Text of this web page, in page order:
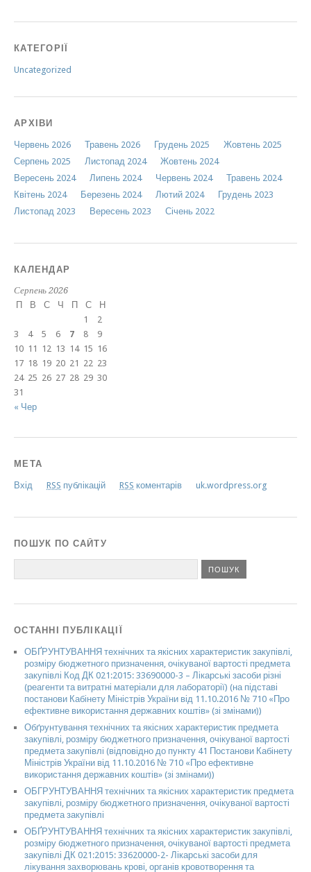
КАТЕГОРІЇ
Uncategorized
АРХІВИ
Червень 2026 Травень 2026 Грудень 2025
Жовтень 2025
Серпень 2025
Листопад 2024
Жовтень 2024
Вересень 2024
Липень 2024 Червень 2024
Травень 2024
Квітень 2024
Березень 2024 Лютий 2024
Грудень 2023
Листопад 2023
Вересень 2023 Січень 2022
КАЛЕНДАР
Серпень 2026
П
В С Ч П С Н
« Чер
1
2
3
4 5 6 7 8
9
10 11 12 13 14 15 16
17 18 19 20 21 22 23
24 25 26 27 28 29 30
31
МЕТА
Вхід RSS публікацій RSS коментарів uk.wordpress.org
ПОШУК ПО САЙТУ
ОСТАННІ ПУБЛІКАЦІЇ
ОБҐРУНТУВАННЯ технічних та якісних характеристик закупівлі,
розміру бюджетного призначення, очікуваної вартості предмета
закупівлі Код ДК 021:2015: 33690000-3 – Лікарські засоби різні
(реагенти та витратні матеріали для лабораторії) (на підставі
постанови Кабінету Міністрів України від 11.10.2016 № 710 «Про
ефективне використання державних коштів» (зі змінами))
Обґрунтування технічних та якісних характеристик предмета
закупівлі, розміру бюджетного призначення, очікуваної вартості
предмета закупівлі (відповідно до пункту 41 Постанови Кабінету
Міністрів України від 11.10.2016 № 710 «Про ефективне
використання державних коштів» (зі змінами))
ОБГРУНТУВАННЯ технічних та якісних характеристик предмета
закупівлі, розміру бюджетного призначення, очікуваної вартості
предмета закупівлі
ОБҐРУНТУВАННЯ технічних та якісних характеристик закупівлі,
розміру бюджетного призначення, очікуваної вартості предмета
закупівлі ДК 021:2015: 33620000-2- Лікарські засоби для
лікування захворювань крові, органів кровотворення та